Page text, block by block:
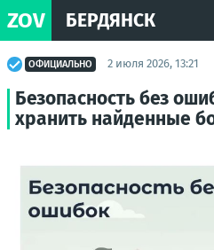
ZOV БЕРДЯНСК
ОФИЦИАЛЬНО 2 июля 2026, 13:21
Безопасность без
хранить найденные